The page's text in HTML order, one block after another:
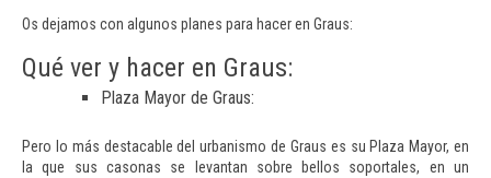
Os dejamos con algunos planes para hacer en Graus:
Qué ver y hacer en Graus:
Plaza Mayor de Graus:
Pero lo más destacable del urbanismo de Graus es su Plaza Mayor, en
la que sus casonas se levantan sobre bellos soportales, en un